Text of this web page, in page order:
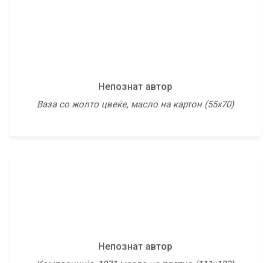
Непознат автор
Ваза со жолто цвеќе, масло на картон (55х70)
Непознат автор
Свадба, 1961 масло на платно (81,5х128)
Никола Мартиноски